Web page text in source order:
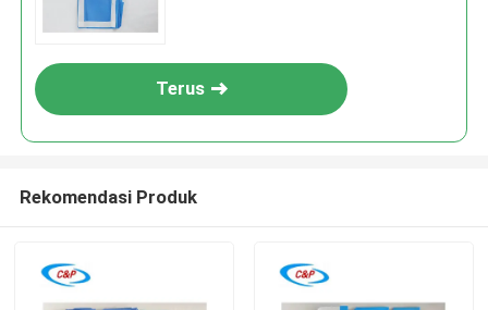
Terus
Rekomendasi Produk